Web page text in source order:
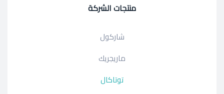
منتجات الشركة
شاركول
ماريجريك
توتاكال